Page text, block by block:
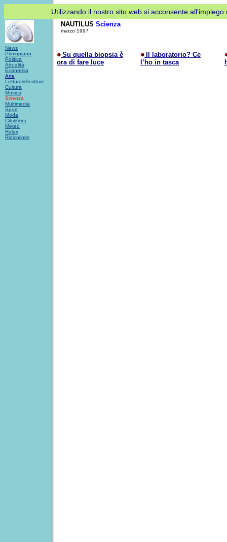
Utilizzando il nostro sito web si acconsente
NAUTILUS Scienza
marzo 1997
News
Primopiano
Politica
Attualità
Economia
Arte
Letture&Scritture
Cultura
Musica
Scienza
Multimedia
Sport
Moda
Cibi&Vini
Meteo
Relax
Ridicolinks
Su quella biopsia è
ora di fare luce
Il laboratorio? Ce
l’ho in tasca